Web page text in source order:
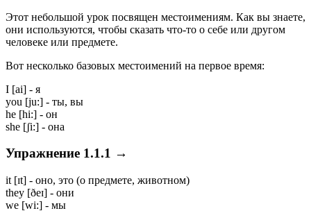
Этот небольшой урок посвящен местоимениям. Как вы знаете,
они используются, чтобы сказать что-то о себе или другом
человеке или предмете.
Вот несколько базовых местоимений на первое время:
I [ai] - я
you [ju:] - ты, вы
he [hi:] - он
she [ʃi:] - она
Упражнение 1.1.1 →
it [ɪt] - оно, это (о предмете, животном)
they [ðeɪ] - они
we [wi:] - мы